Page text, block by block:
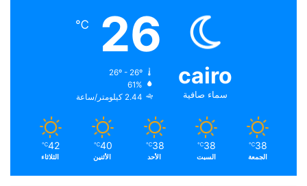
cairo
سماء صافية
26
℃
26º - 26º
61%
2.44 كيلومتر/ساعة
38
℃
الجمعة
38
℃
السبت
38
℃
الأحد
40
℃
الأثنين
42
℃
الثلاثاء